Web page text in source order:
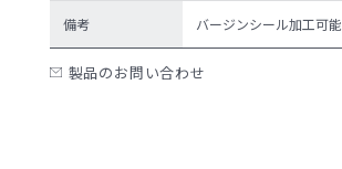
備考 バージンシール加工可能
製品のお問い合わせ